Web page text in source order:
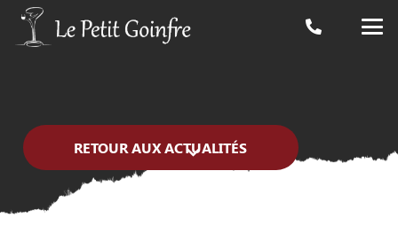
RETOUR AUX ACTUALITÉS